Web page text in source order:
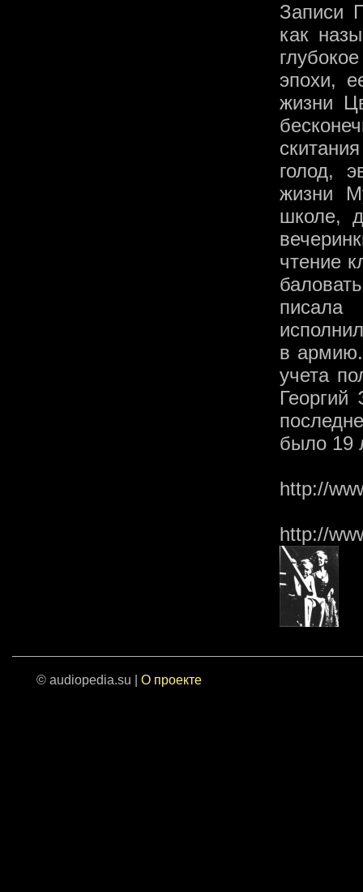
Записи
как
эпохи,
жизни
голод,
жизни
школе,
чтение
в
учета
было 19
http://
http://
© audiopedia.su | О проекте